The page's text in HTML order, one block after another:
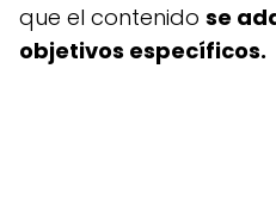
que el contenido se
objetivos específicos.